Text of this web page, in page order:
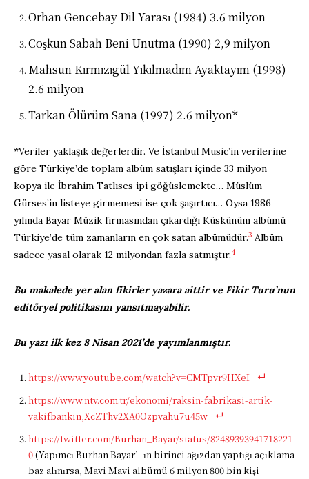
Orhan Gencebay Dil Yarası (1984) 3.6 milyon
Coşkun Sabah Beni Unutma (1990) 2,9 milyon
Mahsun Kırmızıgül Yıkılmadım Ayaktayım (1998)
2.6 milyon
Tarkan Ölürüm Sana (1997) 2.6 milyon*
*Veriler yaklaşık değerlerdir. Ve İstanbul Music’in verilerine
göre Türkiye’de toplam albüm satışları içinde 33 milyon
kopya ile İbrahim Tatlıses ipi göğüslemekte… Müslüm
Gürses’in listeye girmemesi ise çok şaşırtıcı… Oysa 1986
yılında Bayar Müzik firmasından çıkardığı Küskünüm albümü
Türkiye’de tüm zamanların en çok satan albümüdür.3 Albüm
sadece yasal olarak 12 milyondan fazla satmıştır.4
Bu makalede yer alan fikirler yazara aittir ve Fikir Turu’nun
editöryel politikasını yansıtmayabilir.
Bu yazı ilk kez 8 Nisan 2021’de yayımlanmıştır.
https://www.youtube.com/watch?v=CMTpvr9HXeI
https://www.ntv.com.tr/ekonomi/raksin-fabrikasi-artik-
vakifbankin,XcZThv2XA0Ozpvahu7u45w
https://twitter.com/Burhan_Bayar/status/82489393941718221
0(Yapımcı Burhan Bayar’ın birinci ağızdan yaptığı açıklama
baz alınırsa, Mavi Mavi albümü 6 milyon 800 bin kişi